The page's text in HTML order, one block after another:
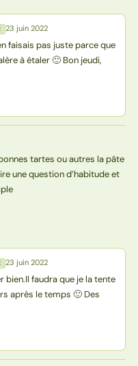
23 juin 2022
faisais pas juste parce que
à étaler 🙂 Bon jeudi,
tartes ou autres la pâte
une question d’habitude et
23 juin 2022
bien.Il faudra que je la tente
après le temps 🙂 Des